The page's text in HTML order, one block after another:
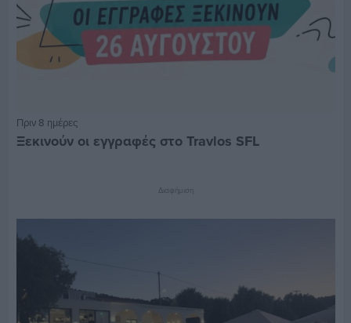
Πριν 8 ημέρες
Ξεκινούν οι εγγραφές στο Travlos SFL
Διαφήμιση